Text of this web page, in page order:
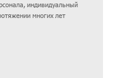
индивидуальный
многих лет